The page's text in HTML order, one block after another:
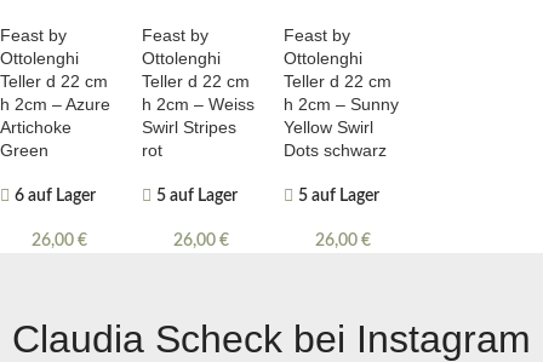
Feast by
Ottolenghi
Teller d 22 cm
h 2cm – Azure
Artichoke
Green
6 auf Lager
26,00 €
Feast by
Ottolenghi
Teller d 22 cm
h 2cm – Weiss
Swirl Stripes
rot
5 auf Lager
26,00 €
Feast by
Ottolenghi
Teller d 22 cm
h 2cm – Sunny
Yellow Swirl
Dots schwarz
5 auf Lager
26,00 €
Claudia Scheck bei Instagram